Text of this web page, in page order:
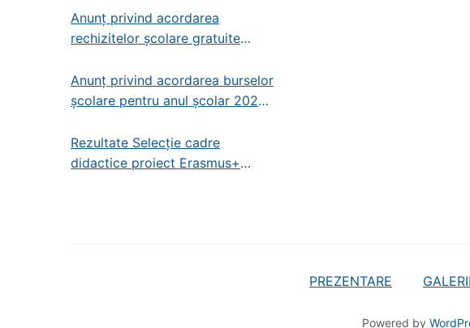
Anunț privind acordarea
rechizitelor școlare gratuite
Anunț privind acordarea burselor
școlare pentru anul școlar 2025-
Rezultate Selecție cadre
didactice proiect Erasmus+
PREZENTARE
Powered by